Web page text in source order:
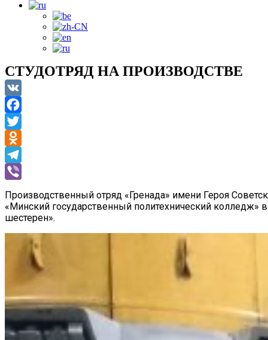
СТУДОТРЯД НА ПРОИЗВОДСТВЕ
VK
Facebook
Twitter
Odnoklassniki
Telegram
Производственный отряд «Гренада» имени Героя
«Минский государственный политехнический колледж»
шестерен».